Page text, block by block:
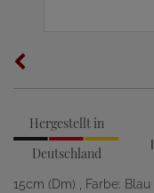
Hergestellt in
Deutschland
15cm (Dm)
, Farbe: Blau